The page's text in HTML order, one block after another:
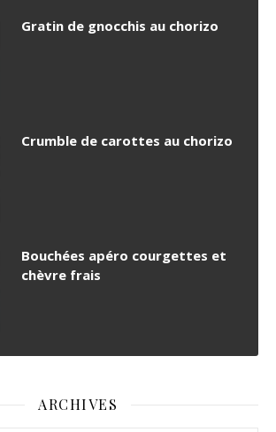
Gratin de gnocchis au chorizo
Crumble de carottes au chorizo
Bouchées apéro courgettes et
chèvre frais
ARCHIVES